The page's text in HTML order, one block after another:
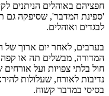
חפציהם באוהלים הניתנים
'ספינת המדבר', שסיפקה גם
לבגדים ואוהלים.
בערבים, לאחר יום ארוך של
המדורה, מבשלים תה או קפה
חול בלתי צפויות ועל
נדיבות לאורח, שעלולות
בסיסי במדבר קשוח.